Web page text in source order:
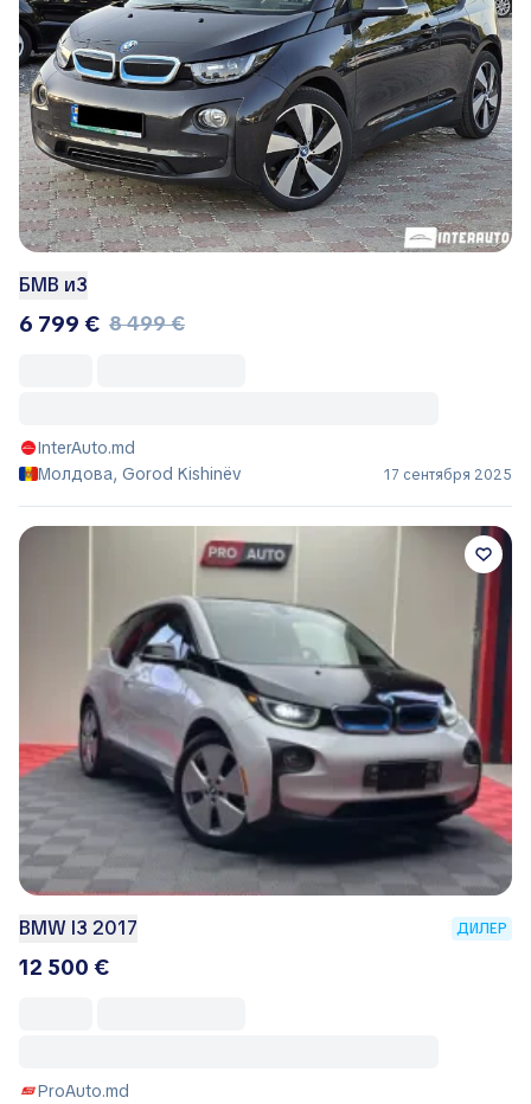
БМВ и3
6 799 € 8 499 €
InterAuto.md
Молдова, Gorod Kishinëv
17 сентября 2025
BMW I3 2017 ДИЛЕР
12 500 €
ProAuto.md